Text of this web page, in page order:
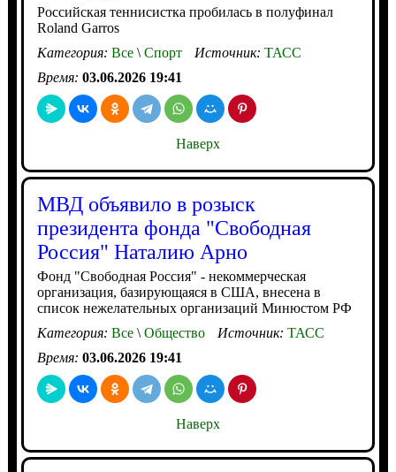
Российская теннисистка пробилась в полуфинал
Roland Garros
Категория: Все\Спорт Источник: ТАСС
Время: 03.06.2026 19:41
Наверх
МВД объявило в розыск
президента фонда "Свободная
Россия" Наталию Арно
Фонд "Свободная Россия" - некоммерческая
организация, базирующаяся в США, внесена в
список нежелательных организаций Минюстом РФ
Категория: Все\Общество Источник: ТАСС
Время: 03.06.2026 19:41
Наверх